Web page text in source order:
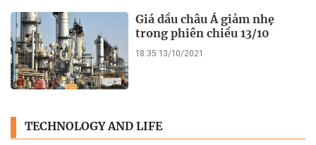
Giá dầu châu Á giảm nhẹ
trong phiên chiều 13/10
18:35 13/10/2021
TECHNOLOGY AND LIFE